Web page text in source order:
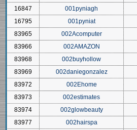
16847
001pyniagh
16795
001pyniat
83965
002Acomputer
83966
002AMAZON
83968
002buyhollow
83969
002daniegonzalez
83972
002Ehome
83973
002estimates
83974
002glowbeauty
83977
002hairspa